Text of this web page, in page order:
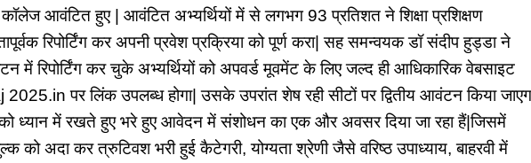
आवंटित हुए | आवंटित अभ्यर्थियों में से लगभग 93 प्रतिशत ने शिक्षा प्रशिक्षण
रिपोर्टिंग कर अपनी प्रवेश प्रक्रिया को पूर्ण करा| सह समन्वयक डॉ संदीप हुड्डा ने
में रिपोर्टिंग कर चुके अभ्यर्थियों को अपवर्ड मूवमेंट के लिए जल्द ही आधिकारिक वेबसाइट
पर लिंक उपलब्ध होगा| उसके उपरांत शेष रही सीटों पर द्वितीय आवंटन किया
को ध्यान में रखते हुए भरे हुए आवेदन में संशोधन का एक और अवसर दिया जा रहा हैं|जिसमें
को अदा कर त्रुटिवश भरी हुई कैटेगरी, योग्यता श्रेणी जैसे वरिष्ठ उपाध्याय, बाहरवी में